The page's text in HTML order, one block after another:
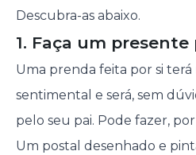
Descubra-as abaixo.
1. Faça um
Uma prenda feita por si terá
sentimental e será, sem
pelo seu pai. Pode fazer,
Um postal desenhado e